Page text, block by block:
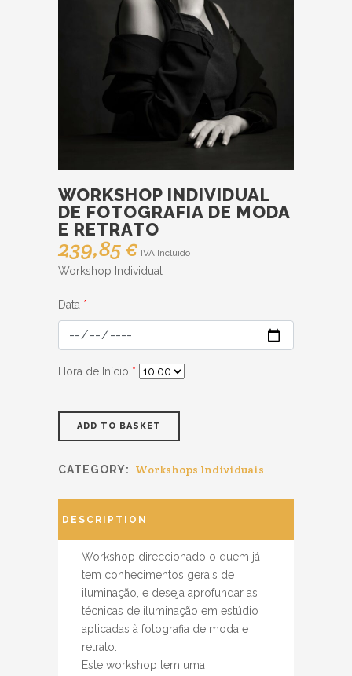
WORKSHOP INDIVIDUAL
DE FOTOGRAFIA DE MODA
E RETRATO
239,85€ IVA Incluido
Workshop Individual
Data *
Hora de Início *
ADD TO BASKET
CATEGORY: Workshops Individuais
DESCRIPTION
Workshop direccionado o quem já
tem conhecimentos gerais de
iluminação, e deseja aprofundar as
técnicas de iluminação em estúdio
aplicadas à fotografia de moda e
retrato.
Este workshop tem uma